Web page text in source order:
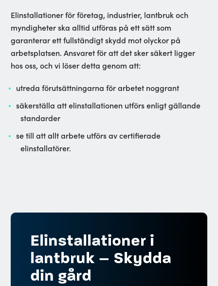
Elinstallationer för företag, industrier, lantbruk och
myndigheter ska alltid utföras på ett sätt som
garanterar ett fullständigt skydd mot olyckor på
arbetsplatsen. Ansvaret för att det sker säkert ligger
hos oss, och vi löser detta genom att:
utreda förutsättningarna för arbetet noggrant
säkerställa att elinstallationen utförs enligt gällande
standarder
se till att allt arbete utförs av certifierade
elinstallatörer.
Elinstallationer i
lantbruk – Skydda
din gård